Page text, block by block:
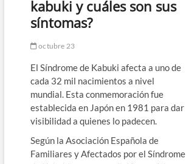
kabuki y cuáles son sus
síntomas?
octubre 23
El Síndrome de Kabuki afecta a uno de
cada 32 mil nacimientos a nivel
mundial. Esta conmemoración fue
establecida en Japón en 1981 para dar
visibilidad a quienes lo padecen.
Según la Asociación Española de
Familiares y Afectados por el Síndrome